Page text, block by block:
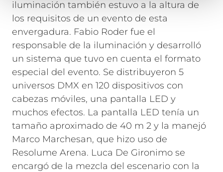
iluminación también estuvo a la altura de
los requisitos de un evento de esta
envergadura. Fabio Roder fue el
responsable de la iluminación y desarrolló
un sistema que tuvo en cuenta el formato
especial del evento. Se distribuyeron 5
universos DMX en 120 dispositivos con
cabezas móviles, una pantalla LED y
muchos efectos. La pantalla LED tenía un
tamaño aproximado de 40 m 2 y la manejó
Marco Marchesan, que hizo uso de
Resolume Arena. Luca De Gironimo se
encargó de la mezcla del escenario con la